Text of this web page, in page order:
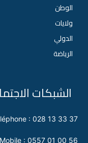
الشبكات
: 028 13 33 37
Mobile : 0557 01 00 56
الوطن
ولايات
الدولي
الرياضة